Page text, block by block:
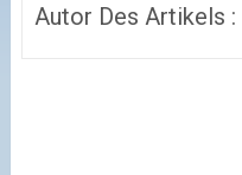
Autor Des Artikels :